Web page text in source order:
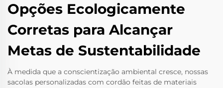
Opções Ecologicamente
Corretas para Alcançar
Metas de Sustentabilidade
À medida que a conscientização ambiental cresce, nossas
sacolas personalizadas com cordão feitas de materiais